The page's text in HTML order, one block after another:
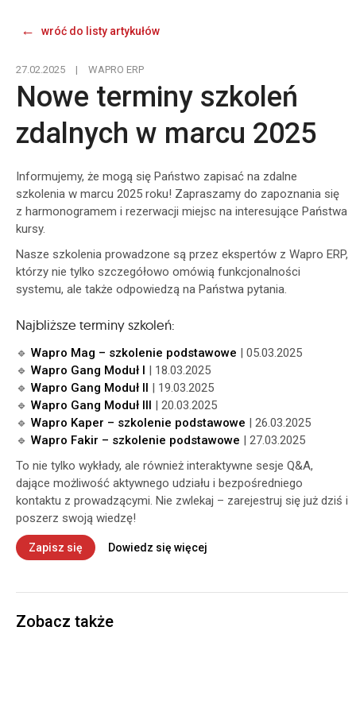
wróć do listy artykułów
27.02.2025 | WAPRO ERP
Nowe terminy szkoleń
zdalnych w marcu 2025
Informujemy, że mogą się Państwo zapisać na zdalne
szkolenia w marcu 2025 roku! Zapraszamy do zapoznania się
z harmonogramem i rezerwacji miejsc na interesujące Państwa
kursy.
Nasze szkolenia prowadzone są przez ekspertów z Wapro ERP,
którzy nie tylko szczegółowo omówią funkcjonalności
systemu, ale także odpowiedzą na Państwa pytania.
Najbliższe terminy szkoleń:
🔹 Wapro Mag – szkolenie podstawowe | 05.03.2025
🔹 Wapro Gang Moduł I | 18.03.2025
🔹 Wapro Gang Moduł II | 19.03.2025
🔹 Wapro Gang Moduł III | 20.03.2025
🔹 Wapro Kaper – szkolenie podstawowe | 26.03.2025
🔹 Wapro Fakir – szkolenie podstawowe | 27.03.2025
To nie tylko wykłady, ale również interaktywne sesje Q&A,
dające możliwość aktywnego udziału i bezpośredniego
kontaktu z prowadzącymi. Nie zwlekaj – zarejestruj się już dziś i
poszerz swoją wiedzę!
Zapisz się Dowiedz się więcej
Zobacz także